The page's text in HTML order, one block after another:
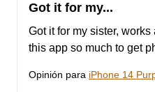
Got it for my...
Got it for my sister,
this app so much to get
Opinión para iPhone 14